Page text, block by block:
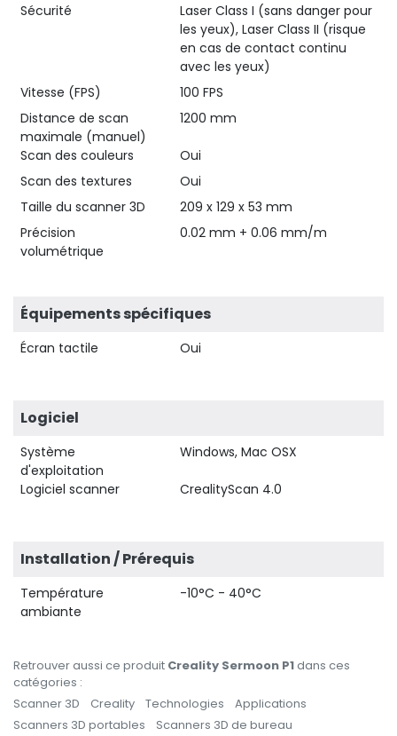
Sécurité
Laser Class I (sans danger pour
les yeux), Laser Class II (risque
en cas de contact continu
avec les yeux)
Vitesse (FPS)
100 FPS
Distance de scan
maximale (manuel)
1200 mm
Scan des couleurs
Oui
Scan des textures
Oui
Taille du scanner 3D
209 x 129 x 53 mm
Précision
volumétrique
0.02 mm + 0.06 mm/m
Équipements spécifiques
Écran tactile Oui
Logiciel
Système
d'exploitation
Windows, Mac OSX
Logiciel scanner CrealityScan 4.0
Installation / Prérequis
Température
ambiante
-10°C - 40°C
Retrouver aussi ce produit Creality Sermoon P1dans ces
catégories :
Scanner 3D
Creality Technologies
Applications
Scanners 3D portables
Scanners 3D de bureau